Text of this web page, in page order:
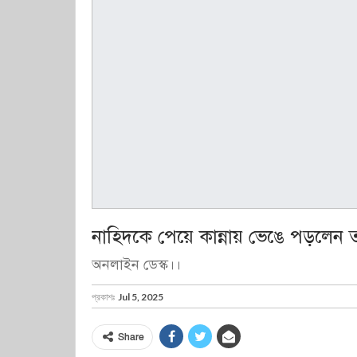
নাহিদকে পেয়ে কান্নায় ভেঙে পড়লেন
অনলাইন ডেস্ক।।
প্রকাশঃ Jul 5, 2025
Share